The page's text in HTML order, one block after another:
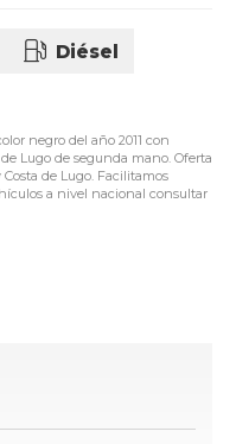
Diésel
negro del año 2011 con
Lugo de segunda mano. Oferta
de Lugo. Facilitamos
a nivel nacional consultar